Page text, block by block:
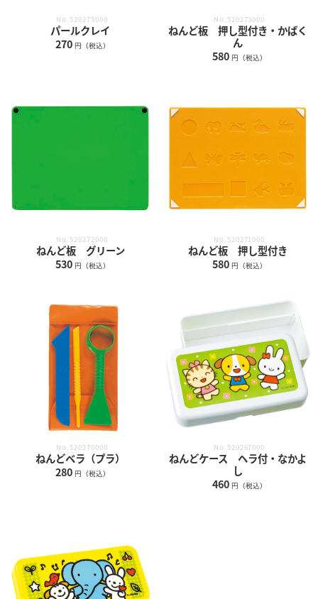
No.520275000
パールクレイ
270 円（税込）
No.520273000
ねんど板 押し型付き・かばく
ん
580 円（税込）
No.520272000
ねんど板 グリーン
530 円（税込）
No.520271000
ねんど板 押し型付き
580 円（税込）
No.520270000
ねんどベラ（プラ）
280 円（税込）
No.520267000
ねんどケース ヘラ付・なかよ
し
460 円（税込）